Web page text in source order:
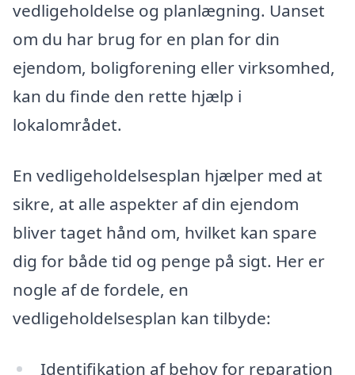
vedligeholdelse og planlægning. Uanset
om du har brug for en plan for din
ejendom, boligforening eller virksomhed,
kan du finde den rette hjælp i
lokalområdet.
En vedligeholdelsesplan hjælper med at
sikre, at alle aspekter af din ejendom
bliver taget hånd om, hvilket kan spare
dig for både tid og penge på sigt. Her er
nogle af de fordele, en
vedligeholdelsesplan kan tilbyde:
Identifikation af behov for reparation